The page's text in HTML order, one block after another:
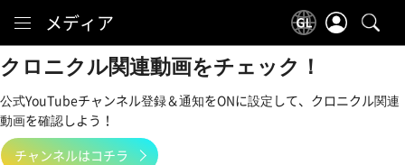
メディア
クロニクル関連動画をチェック！
公式YouTubeチャンネル登録＆通知をONに設定して、クロニクル関連
動画を確認しよう！
チャンネルはコチラ